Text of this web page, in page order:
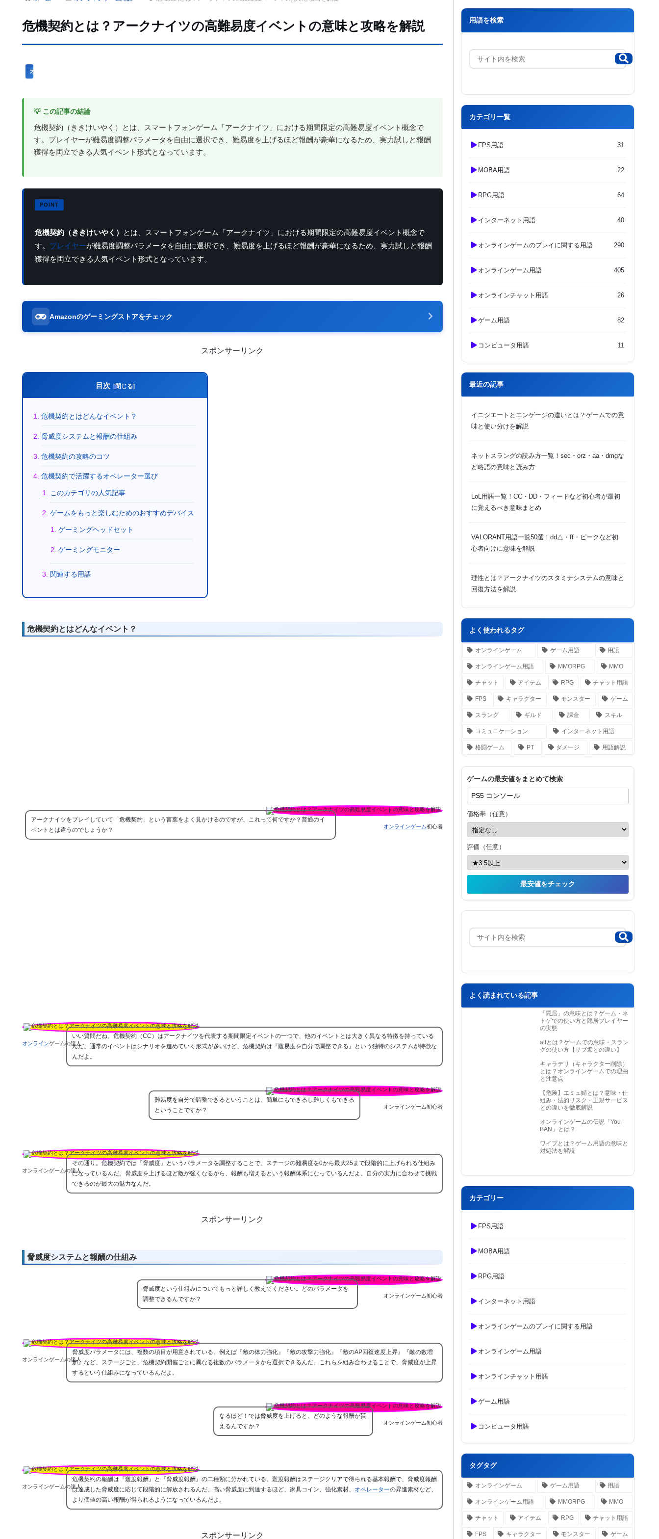
危機契約とは？アークナイツの高難易度イベントの意味と攻略を解説
オンラインゲーム用語
💡 この記事の結論
危機契約（ききけいやく）とは、スマートフォンゲーム「アークナイツ」における期間限定の高難易度イベント概念で
す。プレイヤーが難易度調整パラメータを自由に選択でき、難易度を上げるほど報酬が豪華になるため、実力試しと報酬
獲得を両立できる人気イベント形式となっています。
危機契約（ききけいやく）
とは、スマートフォンゲーム「アークナイツ」における期間限定の高難易度イベント概念で
す。 プレイヤーが難易度調整パラメータを自由に選択でき、難易度を上げるほど報酬が豪華になるため、実力試しと報酬
獲得を両立できる人気イベント形式となっています。
Amazonのゲーミングストアをチェック
スポンサーリンク
目次
危機契約とはどんなイベント？
脅威度システムと報酬の仕組み
危機契約の攻略のコツ
危機契約で活躍するオペレーター選び
このカテゴリの人気記事
ゲームをもっと楽しむためのおすすめデバイス
ゲーミングヘッドセット
ゲーミングモニター
関連する用語
危機契約とはどんなイベント？
オンラインゲーム初心者
アークナイツをプレイしていて「危機契約」という言葉をよく見かけるのですが、これって何ですか？普通のイ
ベントとは違うのでしょうか？
オンラインゲームの達人
いい質問だね。危機契約（CC）はアークナイツを代表する期間限定イベントの一つで、他のイベントとは大きく異なる特徴を持っている
んだ。通常のイベントはシナリオを進めていく形式が多いけど、危機契約は『難易度を自分で調整できる』という独特のシステムが特徴な
んだよ。
オンラインゲーム初心者
難易度を自分で調整できるということは、簡単にもできるし難しくもできる
ということですか？
オンラインゲームの達人
その通り。危機契約では『脅威度』というパラメータを調整することで、ステージの難易度を0から最大25まで段階的に上げられる仕組み
になっているんだ。脅威度を上げるほど敵が強くなるから、報酬も増えるという報酬体系になっているんだよ。自分の実力に合わせて挑戦
できるのが最大の魅力なんだ。
スポンサーリンク
脅威度システムと報酬の仕組み
オンラインゲーム初心者
脅威度という仕組みについてもっと詳しく教えてください。どのパラメータを
調整できるんですか？
オンラインゲームの達人
脅威度パラメータには、複数の項目が用意されている。例えば『敵の体力強化』『敵の攻撃力強化』『敵のAP回復速度上昇』『敵の数増
加』など、ステージごと、危機契約開催ごとに異なる複数のパラメータから選択できるんだ。これらを組み合わせることで、脅威度が上昇
するという仕組みになっているんだよ。
オンラインゲーム初心者
なるほど！では脅威度を上げると、どのような報酬が貰
えるんですか？
オンラインゲームの達人
危機契約の報酬は『難度報酬』と『脅威度報酬』の二種類に分かれている。難度報酬はステージクリアで得られる基本報酬で、脅威度報酬
は達成した脅威度に応じて段階的に解放されるんだ。高い脅威度に到達するほど、家具コイン、強化素材、 オペレーターの昇進素材など、
より価値の高い報酬が得られるようになっているんだよ。
スポンサーリンク
用語を検索
カテゴリ一覧
FPS用語 31
MOBA用語 22
RPG用語 64
インターネット用語 40
オンラインゲームのプレイに関する用語 290
オンラインゲーム用語 405
オンラインチャット用語 26
ゲーム用語 82
コンピュータ用語 11
最近の記事
イニシエートとエンゲージの違いとは？ゲームでの意
味と使い分けを解説
ネットスラングの読み方一覧！sec・orz・aa・dmgな
ど略語の意味と読み方
LoL用語一覧！CC・DD・フィードなど初心者が最初
に覚えるべき意味まとめ
VALORANT用語一覧50選！dd△・ff・ピークなど初
心者向けに意味を解説
理性とは？アークナイツのスタミナシステムの意味と
回復方法を解説
よく使われるタグ
オンラインゲーム ゲーム用語 用語
オンラインゲーム用語 MMORPG MMO
チャット アイテム RPG チャット用語
FPS キャラクター モンスター ゲーム
スラング ギルド 課金 スキル
コミュニケーション インターネット用語
格闘ゲーム PT ダメージ 用語解説
ゲームの最安値をまとめて検索
価格帯（任意）
評価（任意）
最安値をチェック
よく読まれている記事
「隠居」の意味とは？ゲーム・ネ
トゲでの使い方と隠居プレイヤー
の実態
altとは？ゲームでの意味・スラン
グの使い方【サブ垢との違い】
キャラデリ（キャラクター削除）
とは？オンラインゲームでの理由
と注意点
【危険】エミュ鯖とは？意味・仕
組み・法的リスク・正規サービス
との違いを徹底解説
オンラインゲームの伝説「You
BAN」とは？
ワイプとは？ゲーム用語の意味と
対処法を解説
カテゴリー
FPS用語
MOBA用語
RPG用語
インターネット用語
オンラインゲームのプレイに関する用語
オンラインゲーム用語
オンラインチャット用語
ゲーム用語
コンピュータ用語
タグタグ
オンラインゲーム ゲーム用語 用語
オンラインゲーム用語 MMORPG MMO
チャット アイテム RPG チャット用語
FPS キャラクター モンスター ゲーム